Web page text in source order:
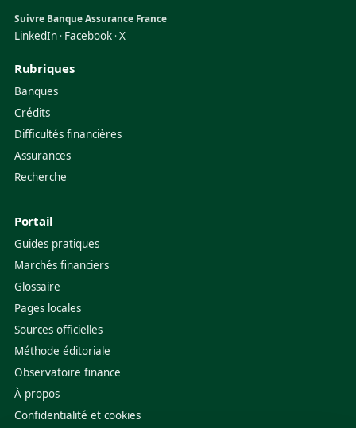
Suivre Banque Assurance France
LinkedIn · Facebook ·X
Rubriques
Banques
Crédits
Difficultés financières
Assurances
Recherche
Portail
Guides pratiques
Marchés financiers
Glossaire
Pages locales
Sources officielles
Méthode éditoriale
Observatoire finance
À propos
Confidentialité et cookies